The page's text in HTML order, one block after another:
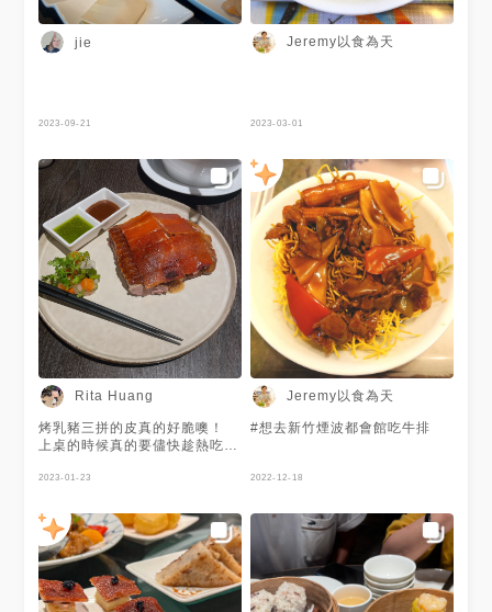
jie
2023-09-21
Jeremy以食為天
2023-03-01
Rita Huang
烤乳豬三拼的皮真的好脆噢！
上桌的時候真的要儘快趁熱吃
片 另外選了烤鴨和油雞 肉質都
入味又解膩 已經開始期待下次
了哈哈
2023-01-23
Jeremy以食為天
#想去新竹煙波都會館吃牛排
2022-12-18